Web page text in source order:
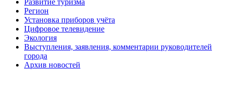
Развитие туризма
Регион
Установка приборов учёта
Цифровое телевидение
Экология
Выступления, заявления, комментарии руководителей
города
Архив новостей